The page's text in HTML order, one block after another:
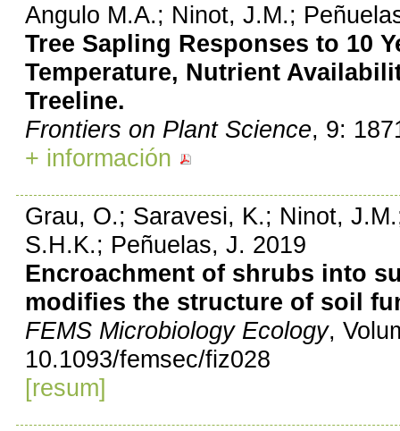
Angulo M.A.; Ninot, J.M.;
Tree Sapling Responses to 10
Temperature, Nutrient
Treeline.
Frontiers on Plant Science, 9:
+ información
Grau, O.; Saravesi, K.; Ninot,
S.H.K.; Peñuelas, J. 2019
Encroachment of shrubs into
modifies the structure of soil
FEMS Microbiology Ecology,
10.1093/femsec/fiz028
[resum]